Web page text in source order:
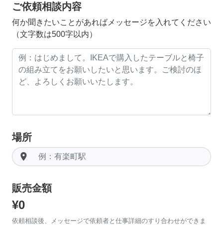
ご依頼相談内容
何か聞きたいことがあればメッセージを入れてください
（文字数は500字以内）
場所
room
販売金額
¥0
依頼相談後、メッセージで依頼者と仕事詳細のすり合わせができま